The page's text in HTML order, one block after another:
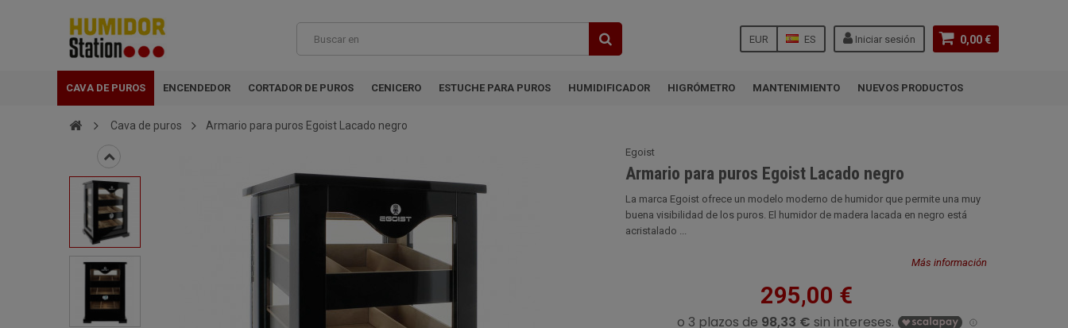
0,00 €
Iniciar sesión
ES
EUR
CAVA DE PUROS ENCENDEDOR CORTADOR DE PUROS CENICERO ESTUCHE PARA PUROS HUMIDIFICADOR HIGRÓMETRO MANTENIMIENTO NUEVOS PRODUCTOS
Cava de puros Armario para puros Egoist Lacado negro
Egoist
Armario para puros Egoist Lacado negro
La marca Egoist ofrece un modelo moderno de humidor que permite una muy
buena visibilidad de los puros. El humidor de madera lacada en negro está
acristalado ...
Más información
295,00 €